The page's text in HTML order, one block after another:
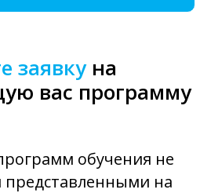
заявкуна
вас программу
обучения не
представленными на